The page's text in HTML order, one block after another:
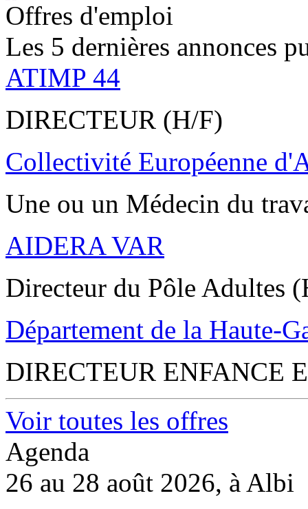
Offres d'emploi
Les 5 dernières annonces
ATIMP 44
DIRECTEUR (H/F)
Collectivité Européenne
Une ou un Médecin du
AIDERA VAR
Directeur du Pôle Adultes
Département de la Haute-
DIRECTEUR ENFANCE
Voir toutes les offres
Agenda
26 au 28 août 2026, à Albi